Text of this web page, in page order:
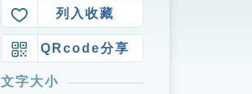
列入收藏
QRcode分享
文字大小